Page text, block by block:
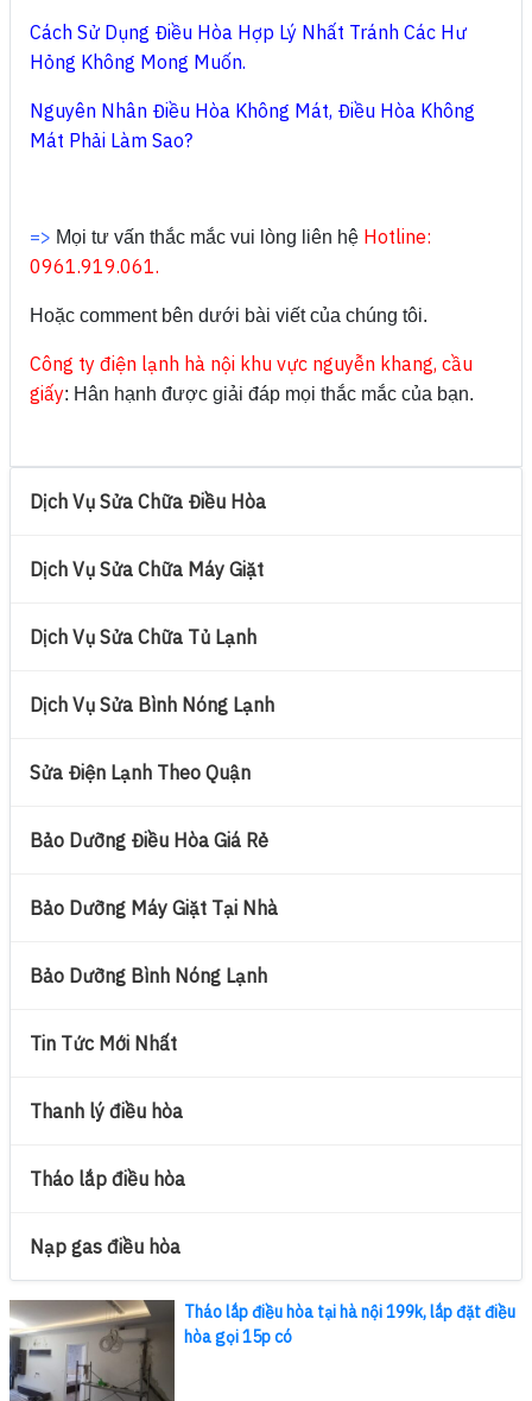
Cách Sử Dụng Điều Hòa Hợp Lý Nhất Tránh Các Hư
Hỏng Không Mong Muốn.
Nguyên Nhân Điều Hòa Không Mát, Điều Hòa Không
Mát Phải Làm Sao?
=> Mọi tư vấn thắc mắc vui lòng liên hệ Hotline:
0961.919.061.
Hoặc comment bên dưới bài viết của chúng tôi.
Công ty điện lạnh hà nội khu vực nguyễn khang, cầu
giấy: Hân hạnh được giải đáp mọi thắc mắc của bạn.
Dịch Vụ Sửa Chữa Điều Hòa
Dịch Vụ Sửa Chữa Máy Giặt
Dịch Vụ Sửa Chữa Tủ Lạnh
Dịch Vụ Sửa Bình Nóng Lạnh
Sửa Điện Lạnh Theo Quận
Bảo Dưỡng Điều Hòa Giá Rẻ
Bảo Dưỡng Máy Giặt Tại Nhà
Bảo Dưỡng Bình Nóng Lạnh
Tin Tức Mới Nhất
Thanh lý điều hòa
Tháo lắp điều hòa
Nạp gas điều hòa
Tháo lắp điều hòa tại hà nội 199k, lắp đặt điều
hòa gọi 15p có